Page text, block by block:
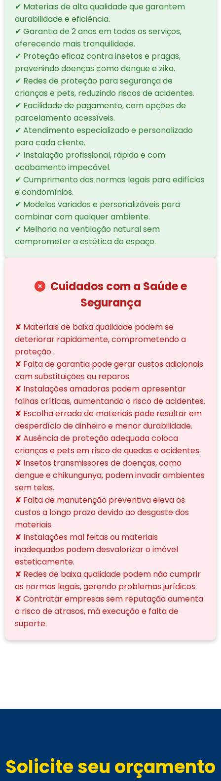
✔ Materiais de alta qualidade que garantem
durabilidade e eficiência.
✔ Garantia de 2 anos em todos os serviços,
oferecendo mais tranquilidade.
✔ Proteção eficaz contra insetos e pragas,
prevenindo doenças como dengue e zika.
✔ Redes de proteção para segurança de
crianças e pets, reduzindo riscos de acidentes.
✔ Facilidade de pagamento, com opções de
parcelamento acessíveis.
✔ Atendimento especializado e personalizado
para cada cliente.
✔ Instalação profissional, rápida e com
acabamento impecável.
✔ Cumprimento das normas legais para edifícios
e condomínios.
✔ Modelos variados e personalizáveis para
combinar com qualquer ambiente.
✔ Melhoria na ventilação natural sem
comprometer a estética do espaço.
Cuidados com a Saúde e
Segurança
✘ Materiais de baixa qualidade podem se
deteriorar rapidamente, comprometendo a
proteção.
✘ Falta de garantia pode gerar custos adicionais
com substituições ou reparos.
✘ Instalações amadoras podem apresentar
falhas críticas, aumentando o risco de acidentes.
✘ Escolha errada de materiais pode resultar em
desperdício de dinheiro e menor durabilidade.
✘ Ausência de proteção adequada coloca
crianças e pets em risco de quedas e acidentes.
✘ Insetos transmissores de doenças, como
dengue e chikungunya, podem invadir ambientes
sem telas.
✘ Falta de manutenção preventiva eleva os
custos a longo prazo devido ao desgaste dos
materiais.
✘ Instalações mal feitas ou materiais
inadequados podem desvalorizar o imóvel
esteticamente.
✘ Redes de baixa qualidade podem não cumprir
as normas legais, gerando problemas jurídicos.
✘ Contratar empresas sem reputação aumenta
o risco de atrasos, má execução e falta de
suporte.
Solicite seu orçamento